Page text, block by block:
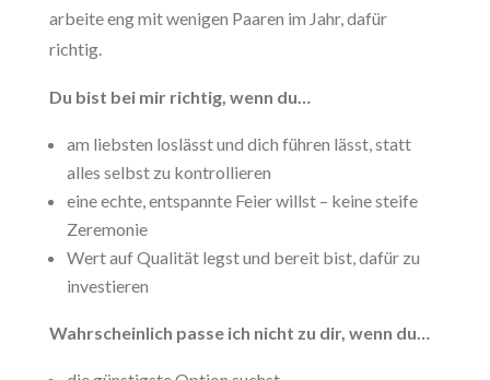
arbeite eng mit wenigen Paaren im Jahr, dafür
richtig.
Du bist bei mir richtig, wenn du…
am liebsten loslässt und dich führen lässt, statt
alles selbst zu kontrollieren
eine echte, entspannte Feier willst – keine steife
Zeremonie
Wert auf Qualität legst und bereit bist, dafür zu
investieren
Wahrscheinlich passe ich nicht zu dir, wenn du…